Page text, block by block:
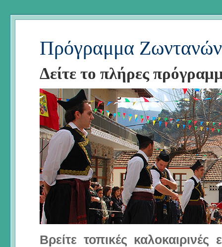
Πρόγραμμα
Δείτε το πλήρες
Βρείτε τοπικές